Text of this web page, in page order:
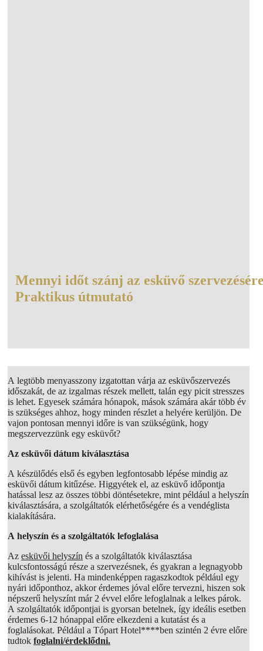
Mennyi időt szánj az esküvő
Praktikus útmutató
A legtöbb menyasszony izgatottan várja az esküvőszervezés
időszakát, de az izgalmas részek mellett, talán egy picit stresszes
is lehet. Egyesek számára hónapok, mások számára akár több év
is szükséges ahhoz, hogy minden részlet a helyére kerüljön. De
vajon pontosan mennyi időre is van szükségünk, hogy
megszervezzünk egy esküvőt?
Az esküvői dátum kiválasztása
A készülődés első és egyben legfontosabb lépése mindig az
esküvői dátum kitűzése. Higgyétek el, az esküvő időpontja
hatással lesz az összes többi döntésetekre, mint például a helyszín
kiválasztására, a szolgáltatók elérhetőségére és a vendéglista
kialakítására.
A helyszín és a szolgáltatók lefoglalása
Az esküvői helyszín és a szolgáltatók kiválasztása
kulcsfontosságú része a szervezésnek, és gyakran a legnagyobb
kihívást is jelenti. Ha mindenképpen ragaszkodtok például egy
nyári időponthoz, akkor érdemes jóval előre tervezni, hiszen sok
népszerű helyszínt már 2 évvel előre lefoglalnak a lelkes párok.
A szolgáltatók időpontjai is gyorsan betelnek, így ideális esetben
érdemes 6-12 hónappal előre elkezdeni a kutatást és a
foglalásokat. Például a Tópart Hotel****ben szintén 2 évre előre
tudtok foglalni/érdeklődni.